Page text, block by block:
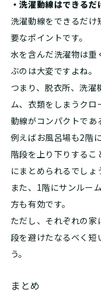
・洗濯動線はできるだ
洗濯動線をできるだ
要なポイントです。
水を含んだ洗濯物は重
ぶのは大変ですよね。
つまり、脱衣所、洗濯
ム、衣類をしまうクロ
動線がコンパクトであ
例えばお風呂場も2階
階段を上り下りするこ
にまとめられるでしょ
また、1階にサンルー
方も有効です。
ただし、それぞれの
段を避けたなるべく短
う。
まとめ